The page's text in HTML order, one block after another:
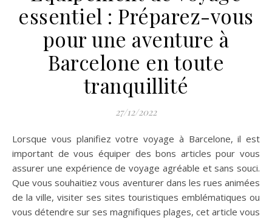
essentiel : Préparez-vous
pour une aventure à
Barcelone en toute
tranquillité
27/12/2022
Lorsque vous planifiez votre voyage à Barcelone, il est
important de vous équiper des bons articles pour vous
assurer une expérience de voyage agréable et sans souci.
Que vous souhaitiez vous aventurer dans les rues animées
de la ville, visiter ses sites touristiques emblématiques ou
vous détendre sur ses magnifiques plages, cet article vous